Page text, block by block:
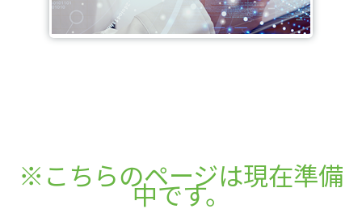
※こちらのページは現在準備
中です。